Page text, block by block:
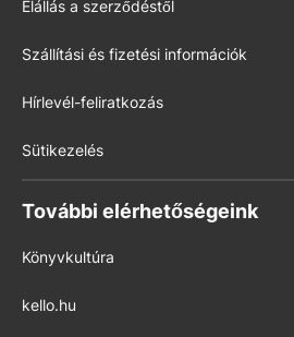
Elállás a szerződéstől
Szállítási és fizetési információk
Hírlevél-feliratkozás
Sütikezelés
További elérhetőségeink
Könyvkultúra
kello.hu